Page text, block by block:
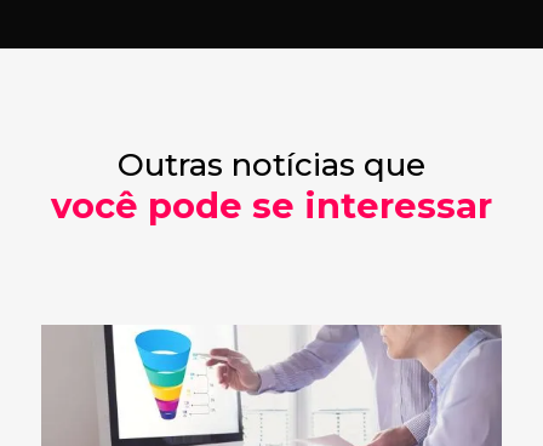
Outras notícias que
você pode se interessar